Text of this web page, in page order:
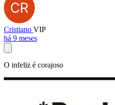
Cristiano VIP
há 9 meses
O infeliz é corajoso